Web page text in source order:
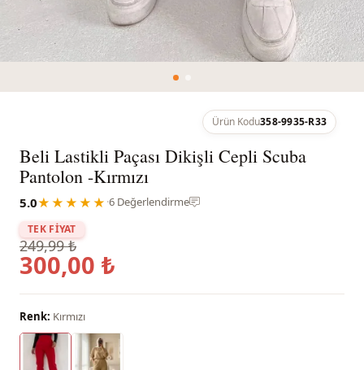
Ürün Kodu358-9935-R33
Beli Lastikli Paçası Dikişli Cepli Scuba
Pantolon -Kırmızı
5.0★★★★★ ·6 Değerlendirme
TEK FİYAT
249,99 ₺
300,00 ₺
Renk: Kırmızı